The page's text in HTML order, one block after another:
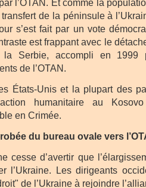
l’OTAN. Et comme la
de la péninsule à
s’est fait par un vote
est frappant avec le
la Serbie, accompli en 1999
de l’OTAN.
États-Unis et la plupart des
humanitaire au
en Crimée.
du bureau ovale vers
cesse d’avertir que
l’Ukraine. Les dirigeants
de l’Ukraine à rejoindre